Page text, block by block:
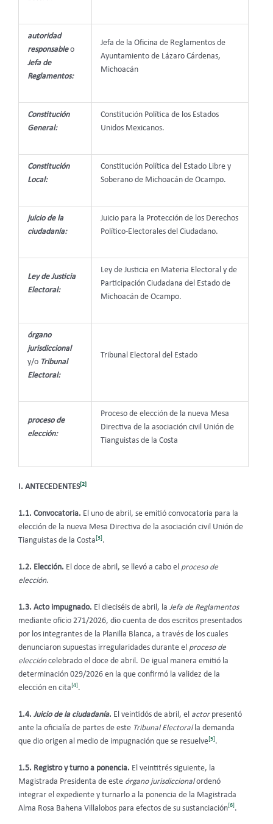
autoridad
responsableo
Jefa de
Reglamentos:
Jefa de la Oficina de Reglamentos de
Ayuntamiento de Lázaro Cárdenas,
Michoacán
Constitución
General:
Constitución Política de los Estados
Unidos Mexicanos.
Constitución
Local:
Constitución Política del Estado Libre y
Soberano de Michoacán de Ocampo.
juicio de la
ciudadanía:
Juicio para la Protección de los Derechos
Político-Electorales del Ciudadano.
Ley de Justicia
Electoral:
Ley de Justicia en Materia Electoral y de
Participación Ciudadana del Estado de
Michoacán de Ocampo.
órgano
jurisdiccional
y/oTribunal
Electoral:
Tribunal Electoral del Estado
proceso de
elección:
Proceso de elección de la nueva Mesa
Directiva de la asociación civil Unión de
Tianguistas de la Costa
I. ANTECEDENTES[2]
1.1. Convocatoria. El uno de abril, se emitió convocatoria para la
elección de la nueva Mesa Directiva de la asociación civil Unión de
Tianguistas de la Costa[3].
1.2. Elección. El doce de abril, se llevó a cabo el proceso de
elección.
1.3. Acto impugnado. El dieciséis de abril, la Jefa de Reglamentos
mediante oficio 271/2026, dio cuenta de dos escritos presentados
por los integrantes de la Planilla Blanca, a través de los cuales
denunciaron supuestas irregularidades durante el proceso de
eleccióncelebrado el doce de abril. De igual manera emitió la
determinación 029/2026 en la que confirmó la validez de la
elección en cita[4].
1.4. Juicio de la ciudadanía. El veintidós de abril, el actor presentó
ante la oficialía de partes de este Tribunal Electoralla demanda
que dio origen al medio de impugnación que se resuelve[5].
1.5. Registro y turno a ponencia. El veintitrés siguiente, la
Magistrada Presidenta de este órgano jurisdiccionalordenó
integrar el expediente y turnarlo a la ponencia de la Magistrada
Alma Rosa Bahena Villalobos para efectos de su sustanciación [6] .